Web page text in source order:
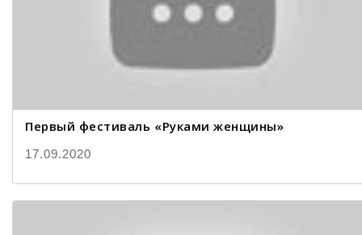
Первый фестиваль «Руками женщины»
17.09.2020